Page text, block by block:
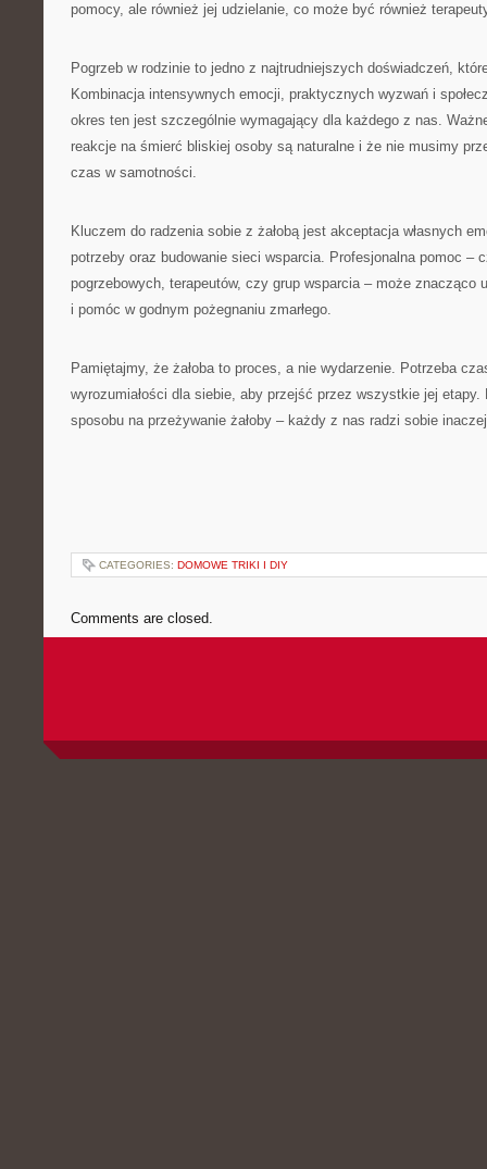
pomocy, ale również jej udzielanie, co może być również
Pogrzeb w rodzinie to jedno z najtrudniejszych doświadczeń,
Kombinacja intensywnych emocji, praktycznych wyzwań i
okres ten jest szczególnie wymagający dla każdego z nas.
reakcje na śmierć bliskiej osoby są naturalne i że nie musimy
czas w samotności.
Kluczem do radzenia sobie z żałobą jest akceptacja własnych
potrzeby oraz budowanie sieci wsparcia. Profesjonalna pomoc –
pogrzebowych, terapeutów, czy grup wsparcia – może znacząco
i pomóc w godnym pożegnaniu zmarłego.
Pamiętajmy, że żałoba to proces, a nie wydarzenie. Potrzeba
wyrozumiałości dla siebie, aby przejść przez wszystkie jej etapy.
sposobu na przeżywanie żałoby – każdy z nas radzi sobie
CATEGORIES: DOMOWE TRIKI I DIY
Comments are closed.